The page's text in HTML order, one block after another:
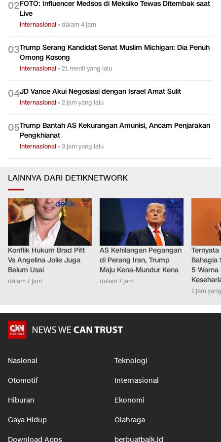
02FOTO: Influencer Medsos di Meksiko Tewas Ditembak saat
Live
Internasional •dalam 4 jam
03Trump Serang Kandidat Senat Muslim Michigan: Dia Penuh
Omong Kosong
Internasional •21 menit yang lalu
04JD Vance Akui Negosiasi dengan Israel Amat Sulit
Internasional •2 jam yang lalu
05Trump Bantah AS Kekurangan Amunisi, Ancam Penjarakan
Pengkhianat
Internasional •3 jam yang lalu
LAINNYA DARI DETIKNETWORK
Konflik Hukum Brad Pitt
Vs Angelina Jolie Juga
Belum Usai
dalam 7 jam
AS Kehilangan Pegangan
di Perang Iran, Trump
Maju Kena-Mundur Kena
dalam 7 jam
Bahagia
5
1 jam
Nasional Teknologi
Otomotif Internasional
Hiburan Ekonomi
Gaya Hidup Olahraga
Download Apps berbuatbaik.id